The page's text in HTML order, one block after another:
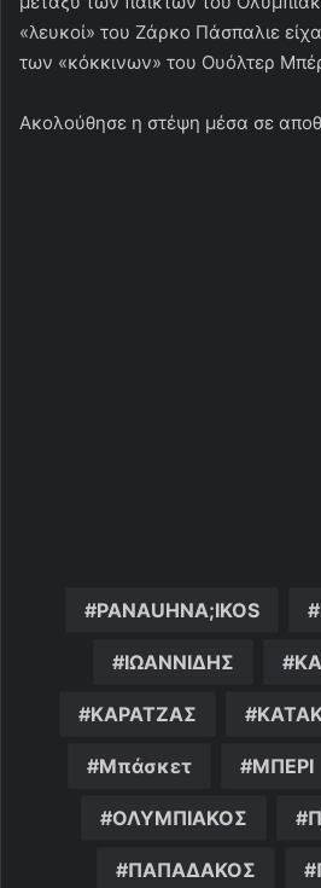
«λευκοί» του Ζάρκο Πάσπαλιε
των «κόκκινων» του Ουόλτερ
Ακολούθησε η στέψη μέσα σε
PANAUHNA;IKOS
ΙΩΑΝΝΙΔΗΣ
ΚΑΡΑΤΖΑΣ
Μπάσκετ ΜΠΕΡΙ
ΟΛΥΜΠΙΑΚΟΣ
ΠΑΠΑΔΑΚΟΣ